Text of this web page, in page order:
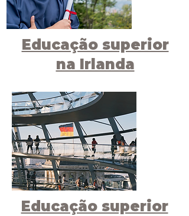
Educação superior
na Irlanda
Educação superior